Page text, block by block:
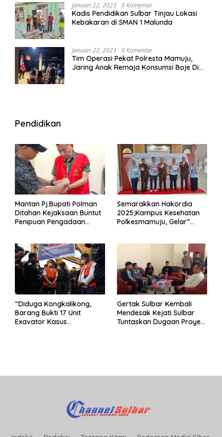
Januari 22, 2023 0 Komentar
Kadis Pendidikan Sulbar Tinjau Lokasi
Kebakaran di SMAN 1 Malunda
Januari 22, 2023 0 Komentar
Tim Operasi Pekat Polresta Mamuju,
Jaring Anak Remaja Konsumsi Boje Di
Pendidikan
Mantan Pj.Bupati Polman
Ditahan Kejaksaan Buntut
Penipuan Pengadaan
Semarakkan Hakordia
2025;Kampus Kesehatan
Polkesmamuju, Gelar”
“Diduga Kongkalikong,
Barang Bukti 17 Unit
Exavator Kasus
Gertak Sulbar Kembali
Mendesak Kejati Sulbar
Tuntaskan Dugaan Proyek